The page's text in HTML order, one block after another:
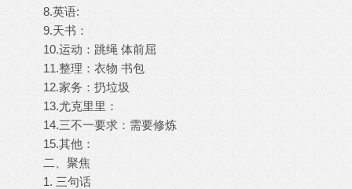
8.英语:
9.天书：
10.运动：跳绳 体前屈
11.整理：衣物 书包
12.家务：扔垃圾
13.尤克里里：
14.三不一要求：需要修炼
15.其他：
二、聚焦
1. 三句话